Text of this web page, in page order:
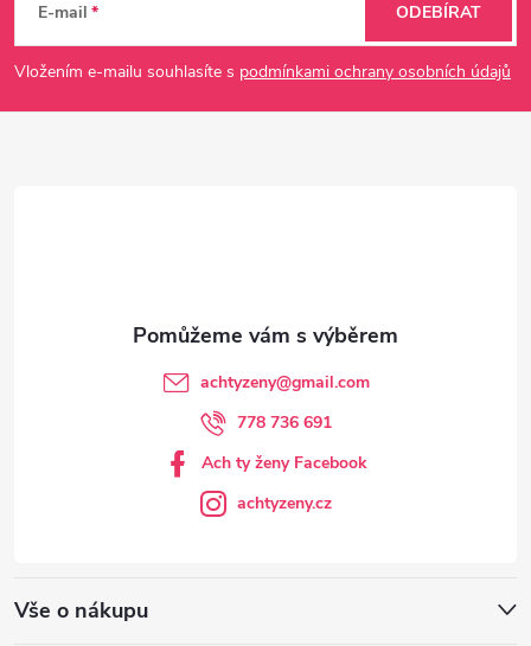
p
a
E-mail
Vložením e-mailu souhlasíte s podmínkami ochrany osobních údajů
ODEBÍRAT
Vše o nákupu
achtyzeny@gmail.com
778 736 691
Ach ty ženy Facebook
achtyzeny.cz